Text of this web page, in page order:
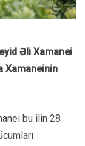
Əli Xamanei
Xamaneinin
bu ilin 28